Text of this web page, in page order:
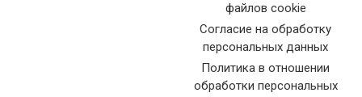
файлов cookie
Согласие на обработку
персональных данных
Политика в отношении
обработки персональных